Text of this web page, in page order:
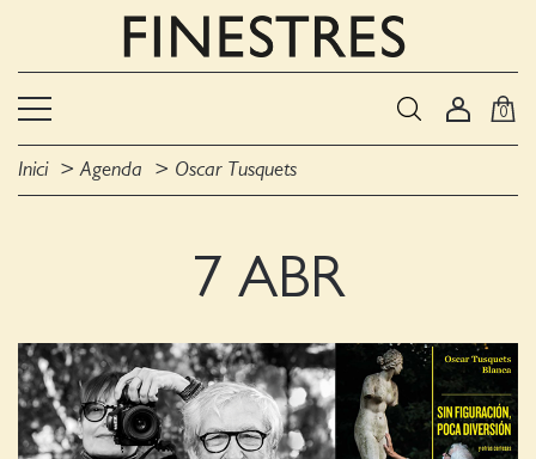
0
Inici Agenda Oscar Tusquets
7 ABR